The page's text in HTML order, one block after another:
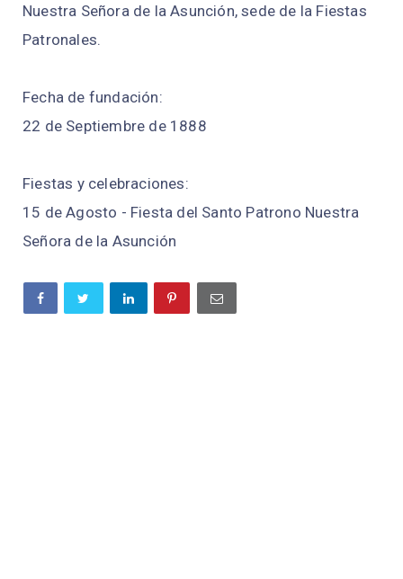
Nuestra Señora de la Asunción, sede de la Fiestas
Patronales.
Fecha de fundación:
22 de Septiembre de 1888
Fiestas y celebraciones:
15 de Agosto - Fiesta del Santo Patrono Nuestra
Señora de la Asunción